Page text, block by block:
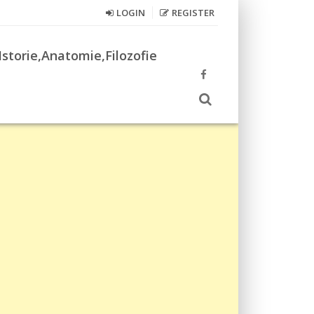
LOGIN REGISTER